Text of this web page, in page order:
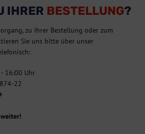
IHRER BESTELLUNG?
zu Ihrer Bestellung oder zum
Sie uns bitte über unser
16:00 Uhr
22